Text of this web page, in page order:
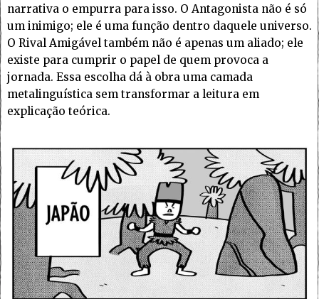
narrativa o empurra para isso. O Antagonista não é só
um inimigo; ele é uma função dentro daquele universo.
O Rival Amigável também não é apenas um aliado; ele
existe para cumprir o papel de quem provoca a
jornada. Essa escolha dá à obra uma camada
metalinguística sem transformar a leitura em
explicação teórica.